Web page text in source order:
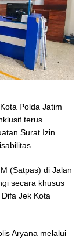
Polda Jatim
terus
Surat Izin
(Satpas) di Jalan
secara khusus
Jek Kota
Aryana melalui